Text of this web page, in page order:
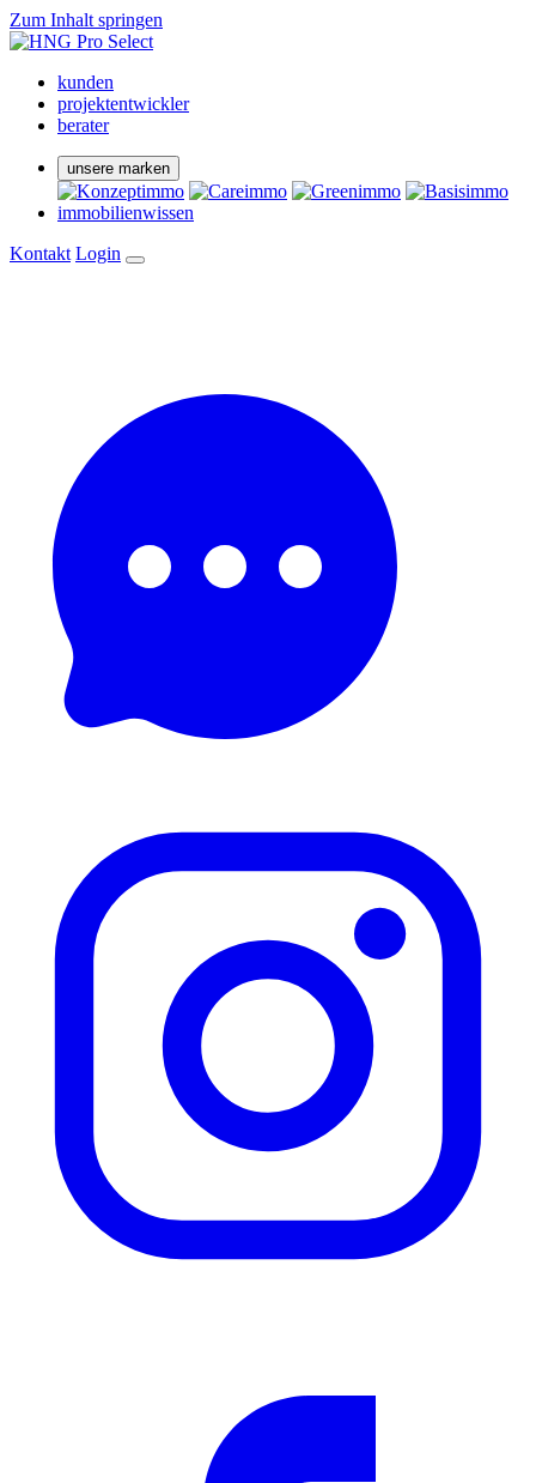
Zum Inhalt springen
kunden
projektentwickler
berater
unsere marken
immobilienwissen
Kontakt Login